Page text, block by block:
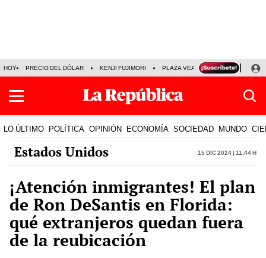
HOY PRECIO DEL DÓLAR KENJI FUJIMORI PLAZA VEA FERIADOS
LO ÚLTIMO POLÍTICA OPINIÓN ECONOMÍA SOCIEDAD MUNDO
Estados Unidos 15 Dic 2024 | 11:44 h
¡Atención inmigrantes! El plan
de Ron DeSantis en Florida:
qué extranjeros quedan fuera
de la reubicación